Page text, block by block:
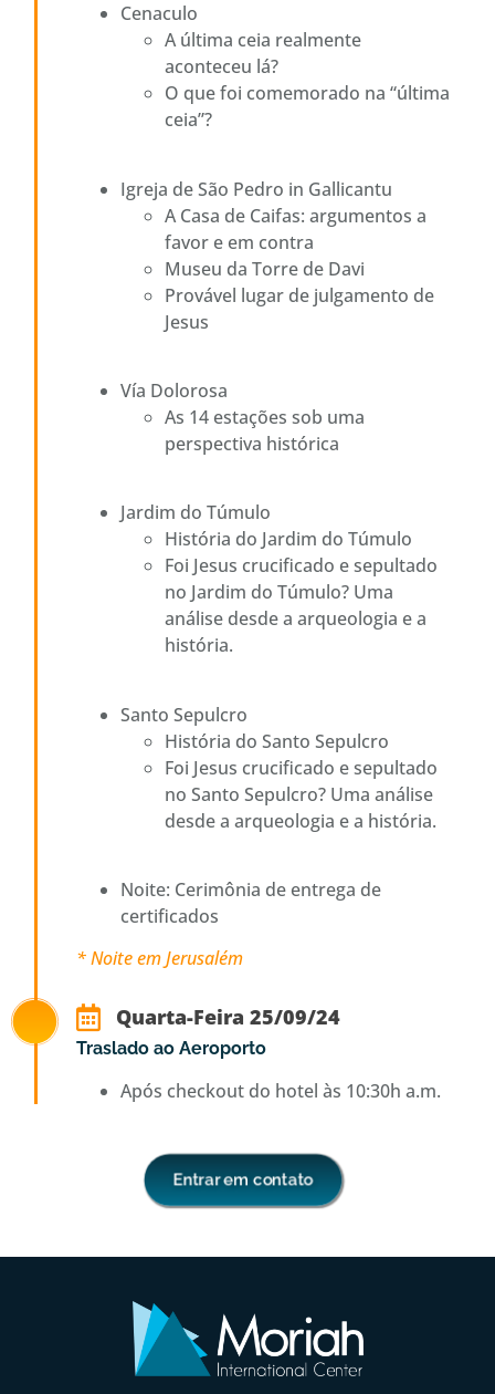
Cenaculo
A última ceia realmente
aconteceu lá?
O que foi comemorado na “última
ceia”?
Igreja de São Pedro in Gallicantu
A Casa de Caifas: argumentos a
favor e em contra
Museu da Torre de Davi
Provável lugar de julgamento de
Jesus
Vía Dolorosa
As 14 estações sob uma
perspectiva histórica
Jardim do Túmulo
História do Jardim do Túmulo
Foi Jesus crucificado e sepultado
no Jardim do Túmulo? Uma
análise desde a arqueologia e a
história.
Santo Sepulcro
História do Santo Sepulcro
Foi Jesus crucificado e sepultado
no Santo Sepulcro? Uma análise
desde a arqueologia e a história.
Noite: Cerimônia de entrega de
certificados
* Noite em Jerusalém
Quarta-Feira 25/09/24
Traslado ao Aeroporto
Após checkout do hotel às 10:30h a.m.
Entrar em contato